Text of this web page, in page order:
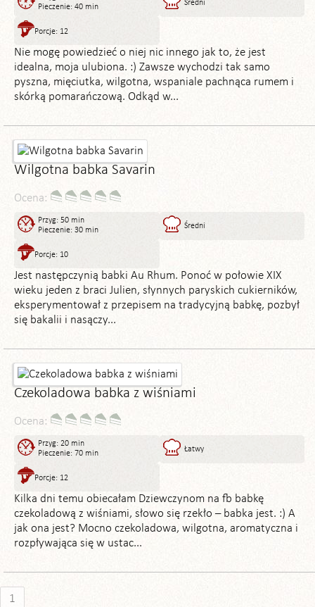
Pieczenie: 40 min
Średni
Porcje: 12
Nie mogę powiedzieć o niej nic innego jak to, że jest
idealna, moja ulubiona. :) Zawsze wychodzi tak samo
pyszna, mięciutka, wilgotna, wspaniale pachnąca rumem i
skórką pomarańczową. Odkąd w...
Wilgotna babka Savarin
Ocena:
Przyg: 50 min
Pieczenie: 30 min
Średni
Porcje: 10
Jest następczynią babki Au Rhum. Ponoć w połowie XIX
wieku jeden z braci Julien, słynnych paryskich cukierników,
eksperymentował z przepisem na tradycyjną babkę, pozbył
się bakalii i nasączy...
Czekoladowa babka z wiśniami
Ocena:
Przyg: 20 min
Pieczenie: 70 min
Łatwy
Porcje: 12
Kilka dni temu obiecałam Dziewczynom na fb babkę
czekoladową z wiśniami, słowo się rzekło – babka jest. :) A
jak ona jest? Mocno czekoladowa, wilgotna, aromatyczna i
rozpływająca się w ustac...
1